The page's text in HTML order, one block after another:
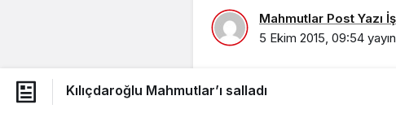
Mahmutlar Post Yazı
5 Ekim 2015, 09:54
Kılıçdaroğlu Mahmutlar’ı salladı